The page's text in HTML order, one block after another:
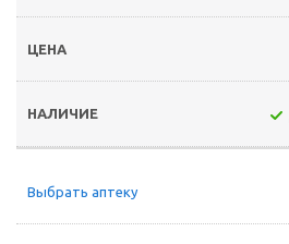
Выбрать аптеку